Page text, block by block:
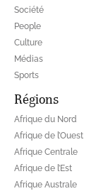
Société
People
Culture
Médias
Sports
Régions
Afrique du Nord
Afrique de l’Ouest
Afrique Centrale
Afrique de l’Est
Afrique Australe